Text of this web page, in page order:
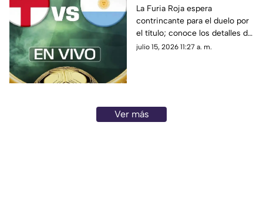
y GRATIS el encuentro
de la Copa Mundial de
la FIFA 2026™
La Furia Roja espera
contrincante para el duelo por
el título; conoce los detalles de
este choque histórico por el
julio 15, 2026 11:27 a. m.
Ver más